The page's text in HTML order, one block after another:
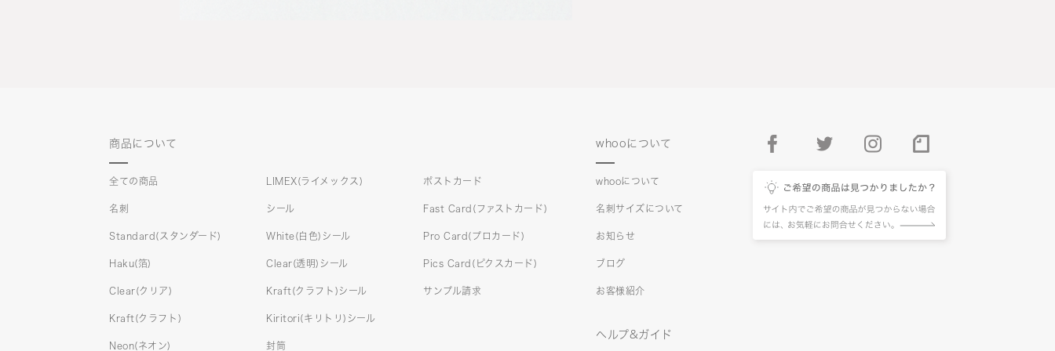
商品について
全ての商品
名刺
Standard(スタンダード)
Haku(箔)
Clear(クリア)
Kraft(クラフト)
Neon(ネオン)
LIMEX(ライメックス)
シール
White(白色)シール
Clear(透明)シール
Kraft(クラフト)シール
Kiritori(キリトリ)シール
封筒
ポストカード
Fast Card(ファストカード)
Pro Card(プロカード)
Pics Card(ピクスカード)
サンプル請求
whooについて
whooについて
名刺サイズについて
お知らせ
ブログ
お客様紹介
ヘルプ&ガイド
facebook twitter instagram